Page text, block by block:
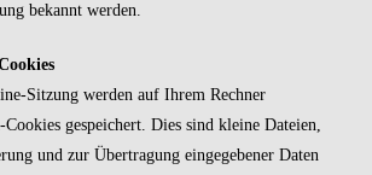
bekannt werden.
Sitzung werden auf Ihrem Rechner
Cookies gespeichert. Dies sind kleine Dateien,
und zur Übertragung eingegebener Daten